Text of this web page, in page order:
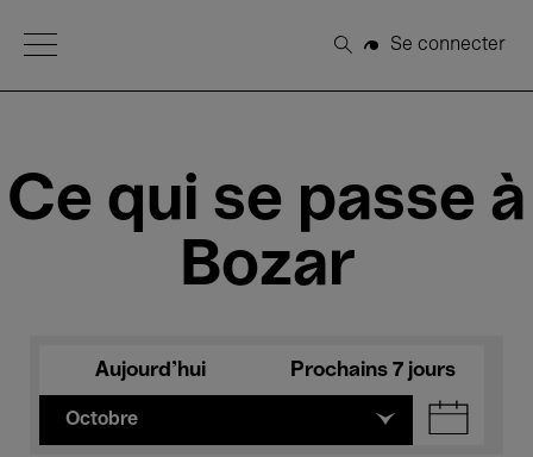
Open Menu
Rechercher
Se connecter
Ce qui se passe à
Bozar
Aujourd'hui Prochains 7 jours
Octobre